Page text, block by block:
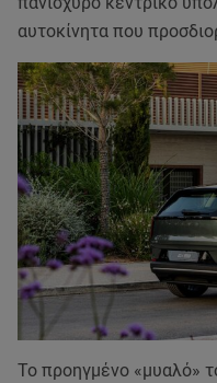
αυτοκίνητα που
Το προηγμένο «μυαλό»